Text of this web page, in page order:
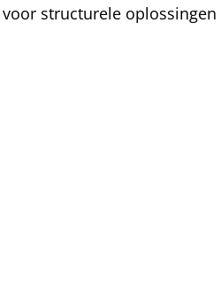
structurele